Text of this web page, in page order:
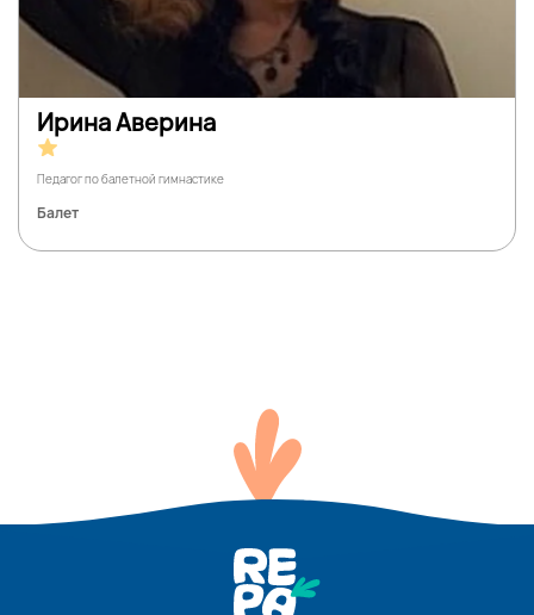
Ирина Аверина
Педагог по балетной гимнастике
Балет